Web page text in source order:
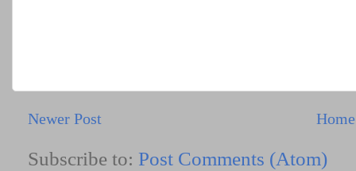
Newer Post Home
Subscribe to: Post Comments (Atom)